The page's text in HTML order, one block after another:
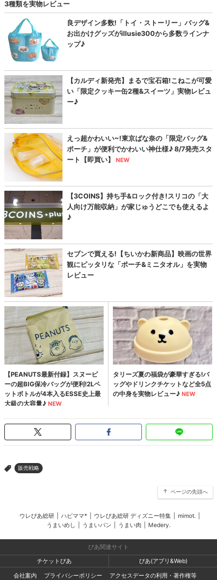
> 販売戦略
ページの先頭へ
ウレぴあ総研 ハピママ* ウレぴあ総研 ディズニー特集 mimot.
うまいめし
うまいパン うまい肉 Medery.
ぴあ関連サイト
チケットぴあ
ぴあ(アプリ&Web)
会社案内
プライバシーポリシー アクセスデータの利用・著作権等